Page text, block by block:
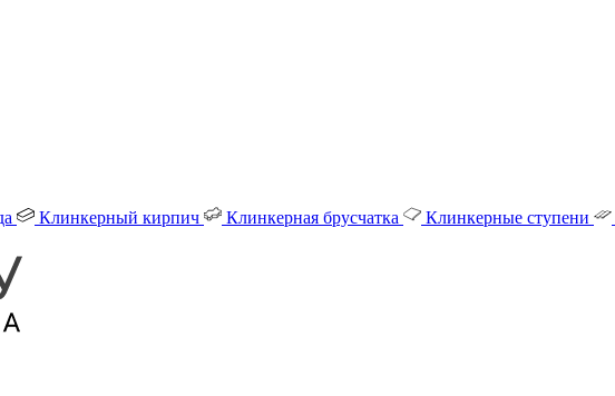
Клинкерный кирпич Клинкерная брусчатка Клинкерные ступени